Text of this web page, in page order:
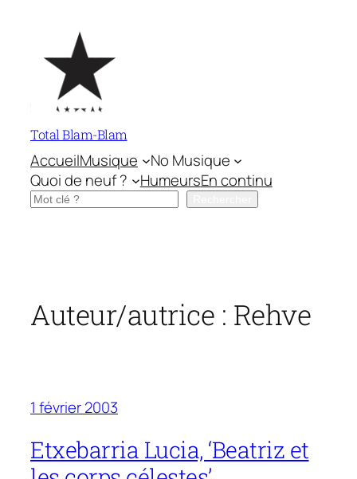
contenu
Total Blam-Blam
AccueilMusique
No Musique
Quoi de neuf ?
HumeursEn continu
Rechercher
Auteur/autrice : Rehve
1 février 2003
Etxebarria Lucia, ‘Beatriz et